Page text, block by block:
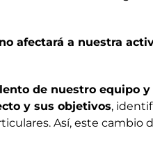
afectará a nuestra
de nuestro equipo
y sus objetivos,
Así, este cambio